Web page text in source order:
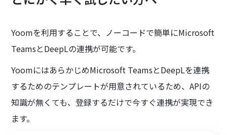
Yoomを利用することで、ノーコードで簡単にMicrosoft
TeamsとDeepLの連携が可能です。
YoomにはあらかじめMicrosoft TeamsとDeepLを連携
するためのテンプレートが用意されているため、APIの
知識が無くても、登録するだけで今すぐ連携が実現でき
ます。